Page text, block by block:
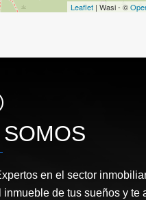
Leaflet | Wasi - ©
en el sector
de tus sueños y te